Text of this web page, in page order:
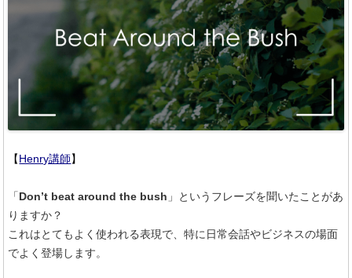
【Henry講師】
「Don’t beat around the bush 」というフレーズを聞いたことがあ
りますか？
これはとてもよく使われる表現で、特に日常会話やビジネスの場面
でよく登場します。